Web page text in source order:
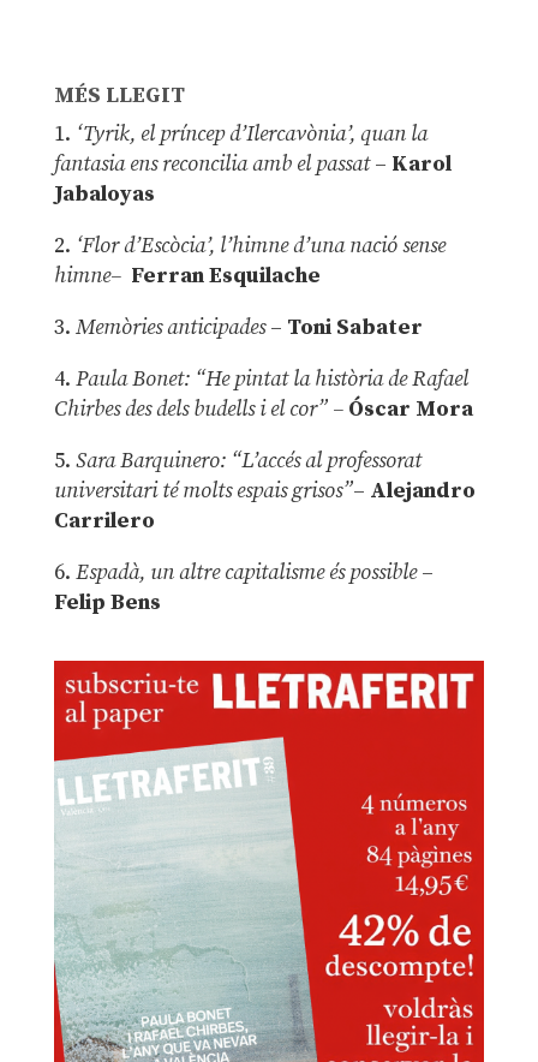
MÉS LLEGIT
1. ‘Tyrik, el príncep d’Ilercavònia’, quan la
fantasia ens reconcilia amb el passat– Karol
Jabaloyas
2. ‘Flor d’Escòcia’, l’himne d’una nació sense
himne– Ferran Esquilache
3. Memòries anticipades– Toni Sabater
4. Paula Bonet: “He pintat la història de Rafael
Chirbes des dels budells i el cor” –Óscar Mora
5. Sara Barquinero: “L’accés al professorat
universitari té molts espais grisos”– Alejandro
Carrilero
6. Espadà, un altre capitalisme és possible –
Felip Bens